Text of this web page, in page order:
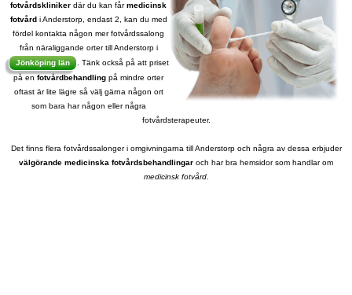
fotvårdskliniker där du kan fårmedicinsk
fotvårdi Anderstorp, endast 2, kan du med
fördel kontakta någon mer fotvårdssalong
från näraliggande orter till Anderstorp i
Jönköping län
. Tänk också på att priset
på en fotvårdbehandling på mindre orter
oftast är lite lägre så välj gärna någon ort
som bara har någon eller några
fotvårdsterapeuter.
Det finns flera fotvårdssalonger i omgivningarna till Anderstorp och några av dessa erbjuder
välgörande medicinska fotvårdsbehandlingar och har bra hemsidor som handlar om
medicinsk fotvård.